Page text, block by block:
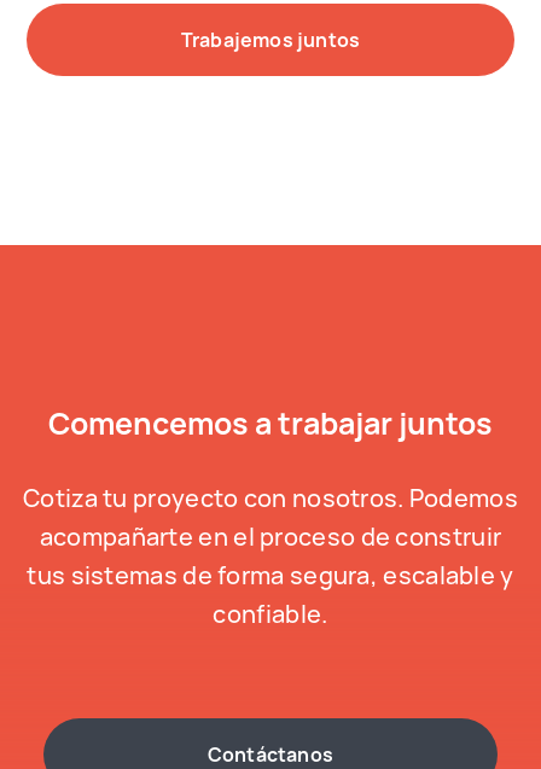
Trabajemos juntos
Comencemos a trabajar juntos
Cotiza tu proyecto con nosotros. Podemos
acompañarte en el proceso de construir
tus sistemas de forma segura, escalable y
confiable.
Contáctanos